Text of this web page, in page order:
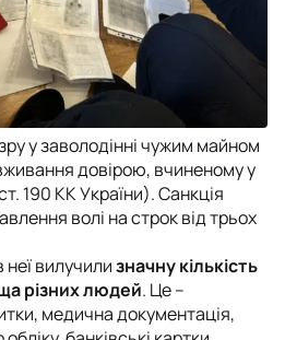
у заволодінні чужим майном
довірою, вчиненому у
190 КК України). Санкція
волі на строк від трьох
вилучилизначну кількість
різних людей. Це –
медична документація,